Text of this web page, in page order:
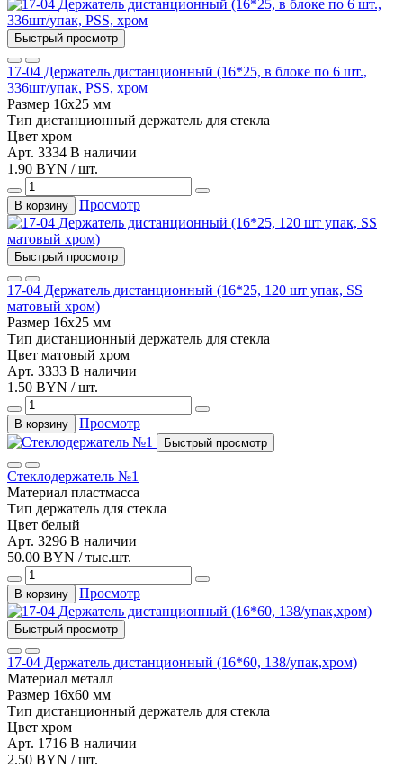
Быстрый просмотр
17-04 Держатель дистанционный (16*25, в блоке по 6 шт.,
336шт/упак, PSS, хром
Размер 16х25 мм
Тип дистанционный держатель для стекла
Цвет хром
Арт. 3334 В наличии
1.90 BYN / шт.
В корзину Просмотр
Быстрый просмотр
17-04 Держатель дистанционный (16*25, 120 шт упак, SS
матовый хром)
Размер 16х25 мм
Тип дистанционный держатель для стекла
Цвет матовый хром
Арт. 3333 В наличии
1.50 BYN / шт.
В корзину Просмотр
Быстрый просмотр
Стеклодержатель №1
Материал пластмасса
Тип держатель для стекла
Цвет белый
Арт. 3296 В наличии
50.00 BYN / тыс.шт.
В корзину Просмотр
Быстрый просмотр
17-04 Держатель дистанционный (16*60, 138/упак,хром)
Материал металл
Размер 16х60 мм
Тип дистанционный держатель для стекла
Цвет хром
Арт. 1716 В наличии
2.50 BYN / шт.